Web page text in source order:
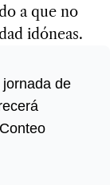
a que no
idóneas.
jornada de